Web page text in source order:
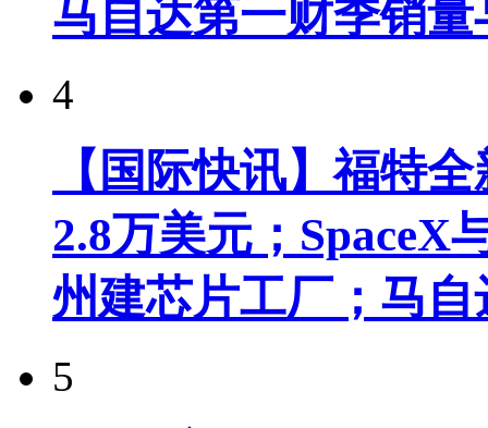
马自达第一财季销
4
【国际快讯】福特
2.8万美元；SpaceX
州建芯片工厂；马
5